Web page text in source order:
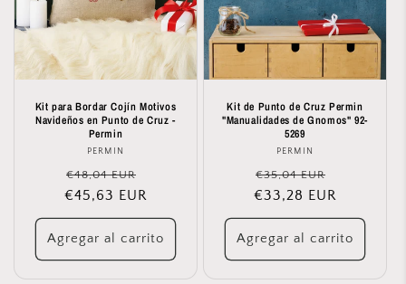
Kit para Bordar Cojín Motivos
Navideños en Punto de Cruz -
Permin
Proveedor:
PERMIN
Precio
habitual
€48,04 EUR
de
oferta
€45,63 EUR
Agregar al carrito
Kit de Punto de Cruz Permin
"Manualidades de Gnomos" 92-
5269
Proveedor:
PERMIN
Precio
habitual
€35,04 EUR
de
oferta
€33,28 EUR
Agregar al carrito